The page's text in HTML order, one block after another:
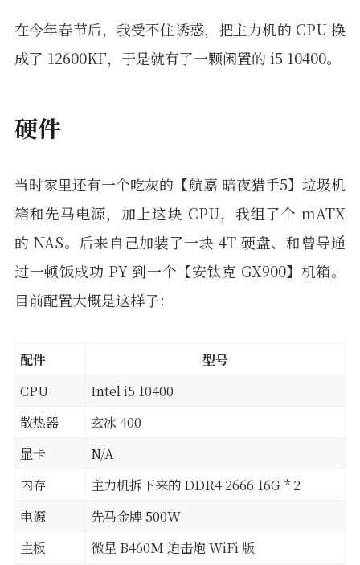
在今年春节后，我受不住诱惑，把主力机的 CPU 换
成了 12600KF，于是就有了一颗闲置的 i5 10400。
硬件
当时家里还有一个吃灰的【航嘉 暗夜猎手5】垃圾机
箱和先马电源，加上这块 CPU，我组了个 mATX
的 NAS。后来自己加装了一块 4T 硬盘、和曾导通
过一顿饭成功 PY 到一个【安钛克 GX900】机箱。
目前配置大概是这样子：
配件
型号
CPU
Intel i5 10400
散热器
玄冰 400
显卡
N/A
内存
主力机拆下来的 DDR4 2666 16G * 2
电源
先马金牌 500W
主板
微星 B460M 迫击炮 WiFi 版